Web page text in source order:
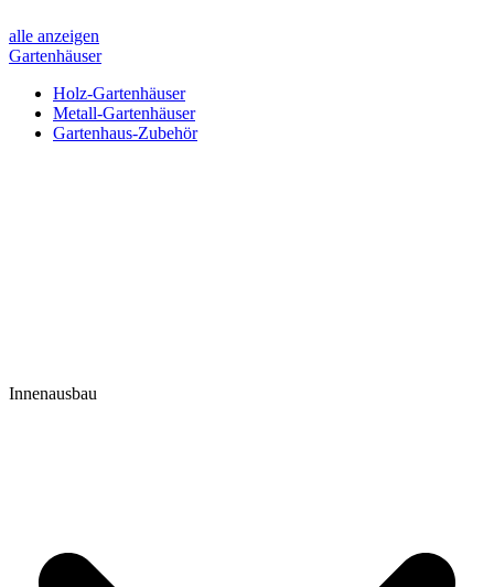
alle anzeigen
Gartenhäuser
Holz-Gartenhäuser
Metall-Gartenhäuser
Gartenhaus-Zubehör
Innenausbau